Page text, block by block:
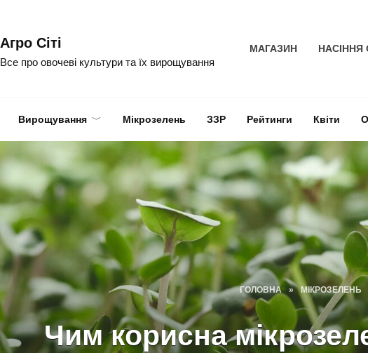
Агро Сіті
Все про овочеві культури та їх вирощування
МАГАЗИН НАСІННЯ
Вирощування Мікрозелень ЗЗР Рейтинги Квіти
ГОЛОВНА » МІКРОЗЕЛЕНЬ
Чим корисна